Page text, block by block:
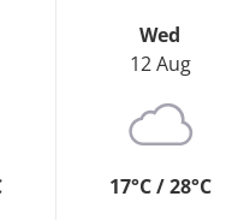
Wed
12 Aug
17°C / 28°C